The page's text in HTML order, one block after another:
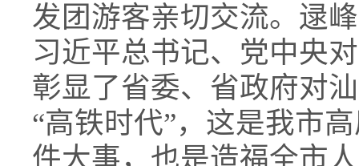
发团游客亲切交流。逯
习近平总书记、党中央
彰显了省委、省政府对
“高铁时代”，这是我市
件大事，也是造福全市